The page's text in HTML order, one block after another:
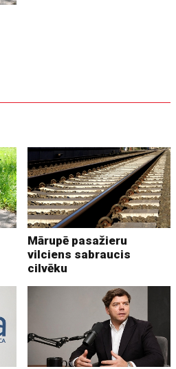
Mārupē pasažieru
vilciens sabraucis
cilvēku